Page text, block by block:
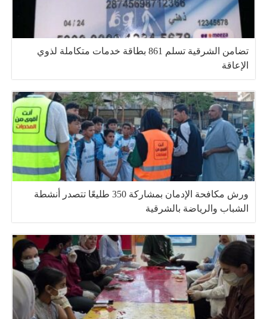
تضامن الشرقية تسلم 861 بطاقة خدمات متكاملة لذوي
الإعاقة
ورش مكافحة الإدمان بمشاركة 350 طليعًا تتصدر أنشطة
الشباب والرياضة بالشرقية